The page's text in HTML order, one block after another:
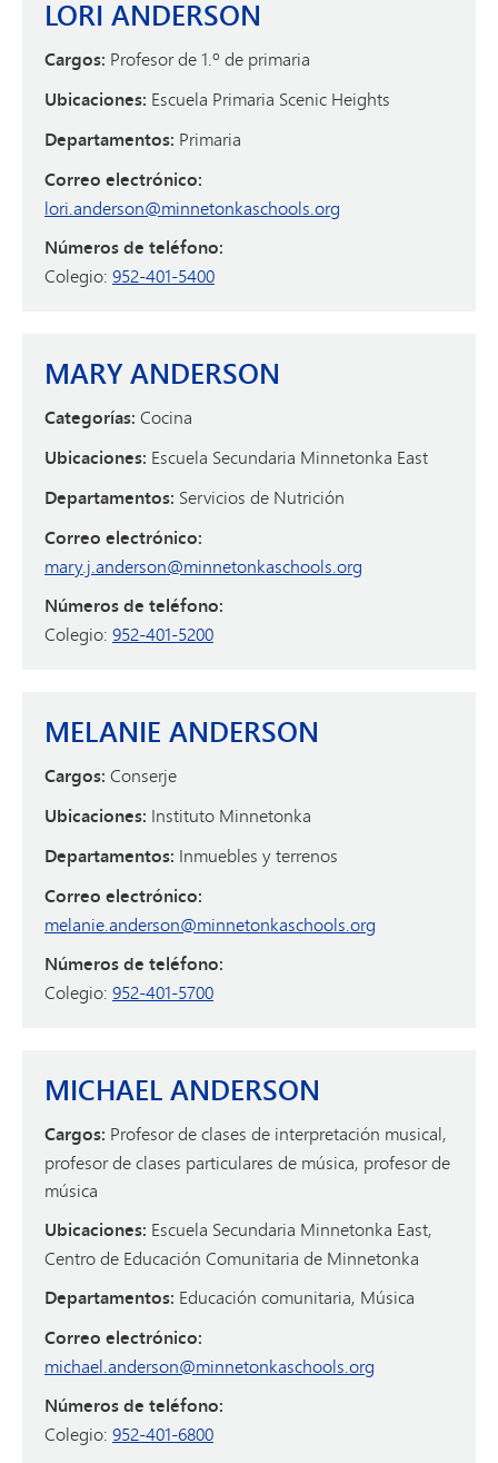
LORI ANDERSON
Cargos: Profesor de 1.º de primaria
Ubicaciones: Escuela Primaria Scenic Heights
Departamentos: Primaria
Correo electrónico:
lori.anderson@minnetonkaschools.org
Números de teléfono:
Colegio: 952-401-5400
MARY ANDERSON
Categorías: Cocina
Ubicaciones: Escuela Secundaria Minnetonka East
Departamentos: Servicios de Nutrición
Correo electrónico:
mary.j.anderson@minnetonkaschools.org
Números de teléfono:
Colegio: 952-401-5200
MELANIE ANDERSON
Cargos: Conserje
Ubicaciones: Instituto Minnetonka
Departamentos: Inmuebles y terrenos
Correo electrónico:
melanie.anderson@minnetonkaschools.org
Números de teléfono:
Colegio: 952-401-5700
MICHAEL ANDERSON
Cargos: Profesor de clases de interpretación musical,
profesor de clases particulares de música, profesor de
música
Ubicaciones: Escuela Secundaria Minnetonka East,
Centro de Educación Comunitaria de Minnetonka
Departamentos: Educación comunitaria, Música
Correo electrónico:
michael.anderson@minnetonkaschools.org
Números de teléfono:
Colegio: 952-401-6800